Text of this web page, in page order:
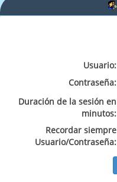
Usuario:
Contraseña:
Duración de la sesión en
minutos:
Recordar siempre
Usuario/Contraseña: